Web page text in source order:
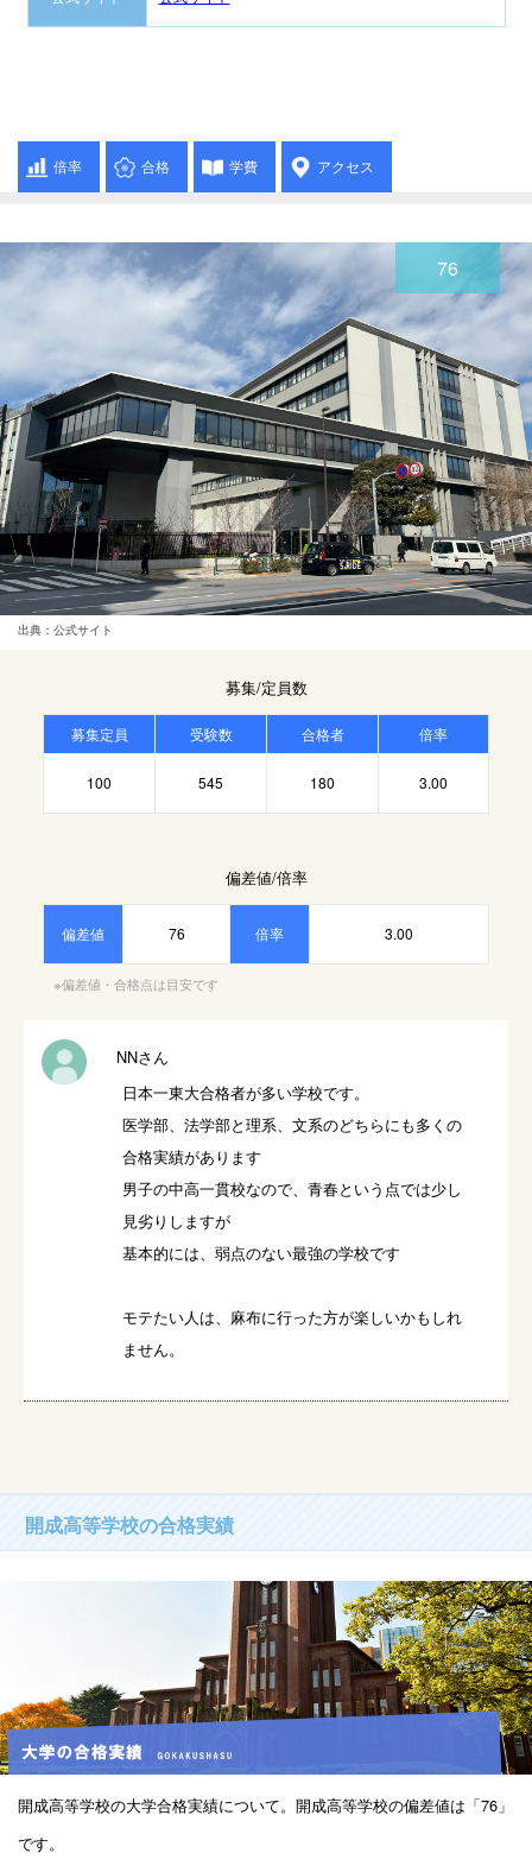
倍率 合格 学費 アクセス
76
出典：公式サイト
募集/定員数
募集定員 受験数 合格者 倍率
100 545 180 3.00
偏差値/倍率
偏差値 76 倍率 3.00
※偏差値・合格点は目安です
NNさん
日本一東大合格者が多い学校です。
医学部、法学部と理系、文系のどちらにも多くの
合格実績があります
男子の中高一貫校なので、青春という点では少し
見劣りしますが
基本的には、弱点のない最強の学校です
モテたい人は、麻布に行った方が楽しいかもしれ
ません。
開成高等学校の合格実績
開成高等学校の大学合格実績について。開成高等学校の偏差値は「76」
です。